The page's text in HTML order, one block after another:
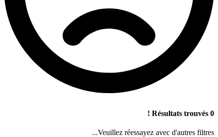
0 Résultats trouvés !
Veuillez réessayez avec d'autres filtres...